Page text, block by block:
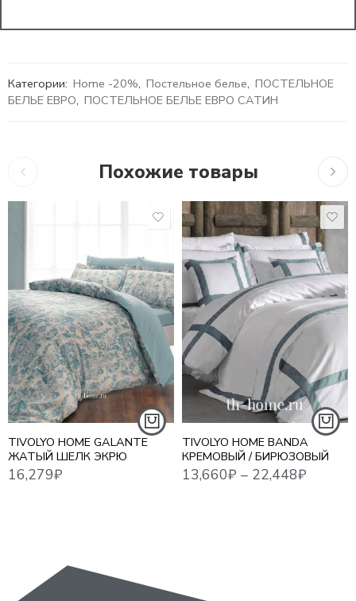
Категории: Home -20%, Постельное белье, ПОСТЕЛЬНОЕ
БЕЛЬЕ ЕВРО, ПОСТЕЛЬНОЕ БЕЛЬЕ ЕВРО САТИН
Похожие товары
TIVOLYO HOME GALANTE
ЖАТЫЙ ШЕЛК ЭКРЮ
16,279₽
TIVOLYO HOME BANDA
КРЕМОВЫЙ / БИРЮЗОВЫЙ
13,660₽–22,448₽
1,5 СПАЛЬНЫЙ
ЕВРО СТАНДАРТ
ЕВРО MAXI
СЕМЕЙНЫЙ